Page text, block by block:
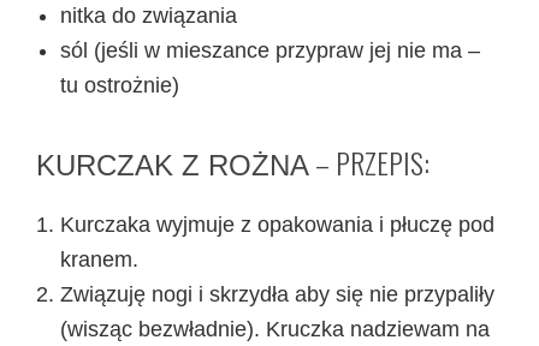
nitka do związania
sól (jeśli w mieszance przypraw jej nie ma –
tu ostrożnie)
KURCZAK Z ROŻNA – PRZEPIS:
Kurczaka wyjmuje z opakowania i płuczę pod
kranem.
Związuję nogi i skrzydła aby się nie przypaliły
(wisząc bezwładnie). Kruczka nadziewam na